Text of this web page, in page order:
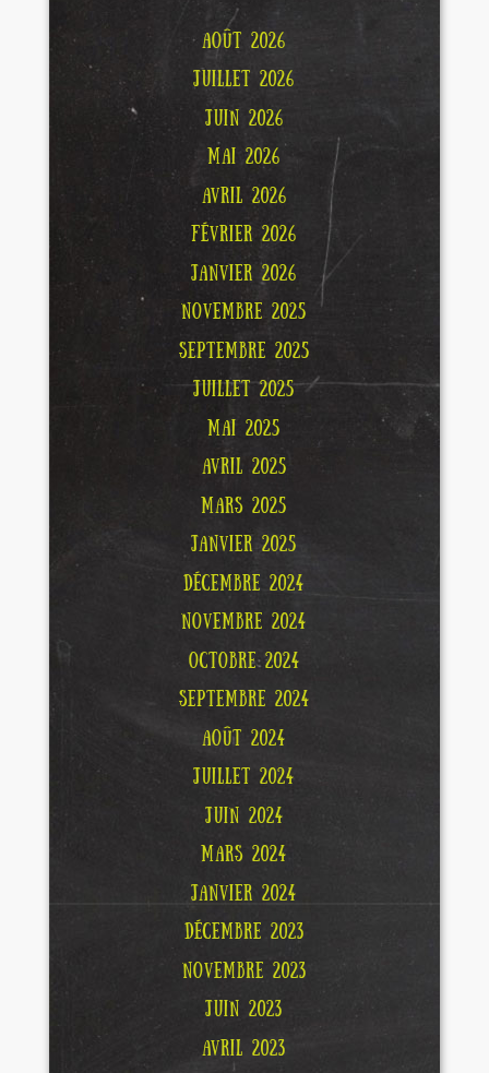
AOÛT 2026
JUILLET 2026
JUIN 2026
MAI 2026
AVRIL 2026
FÉVRIER 2026
JANVIER 2026
NOVEMBRE 2025
SEPTEMBRE 2025
JUILLET 2025
MAI 2025
AVRIL 2025
MARS 2025
JANVIER 2025
DÉCEMBRE 2024
NOVEMBRE 2024
OCTOBRE 2024
SEPTEMBRE 2024
AOÛT 2024
JUILLET 2024
JUIN 2024
MARS 2024
JANVIER 2024
DÉCEMBRE 2023
NOVEMBRE 2023
JUIN 2023
AVRIL 2023